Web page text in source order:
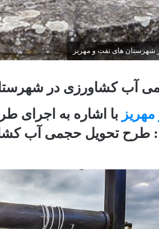
شهرستان های تفت و مهریز
آب کشاورزی در
با اشاره به اجرای
از سال ۹۳، گفت: طرح تحویل